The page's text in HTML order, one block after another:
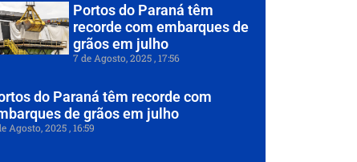
Portos do Paraná têm
recorde com embarques de
grãos em julho
7 de Agosto, 2025 17:56
do Paraná têm recorde com
de grãos em julho
Agosto, 2025 16:59